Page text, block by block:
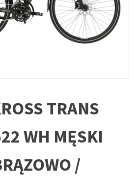
TRANS
WH MĘSKI
/